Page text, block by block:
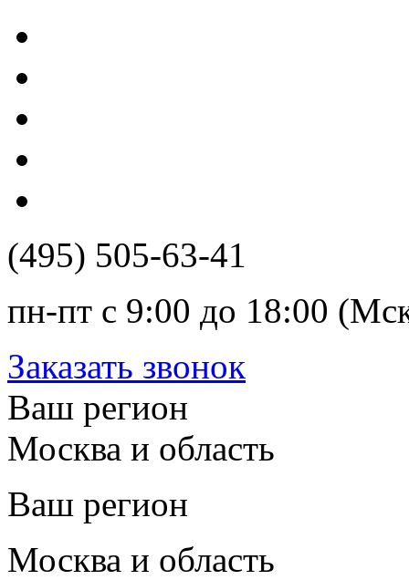
(495) 505-63-41
пн-пт с 9:00 до 18:00
Заказать звонок
Ваш регион
Москва и область
Ваш регион
Москва и область